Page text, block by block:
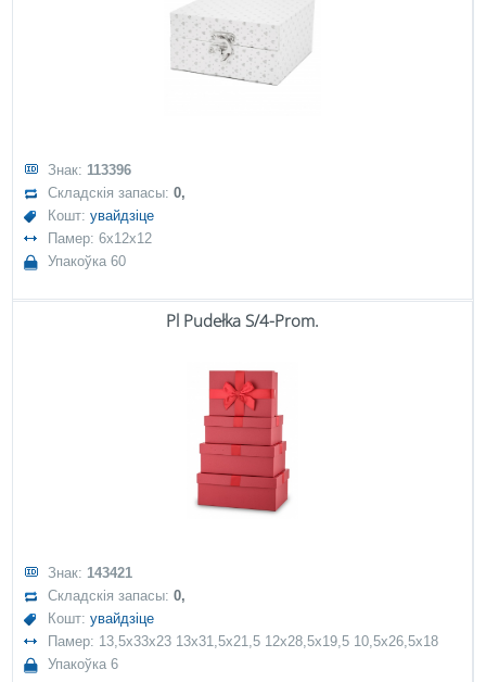
Знак: 113396
Складскія запасы:0,
Кошт:увайдзіце
Памер: 6x12x12
Упакоўка 60
Pl Pudełka S/4-Prom.
Знак: 143421
Складскія запасы:0,
Кошт:увайдзіце
Памер: 13,5x33x23 13x31,5x21,5 12x28,5x19,5 10,5x26,5x18
Упакоўка 6